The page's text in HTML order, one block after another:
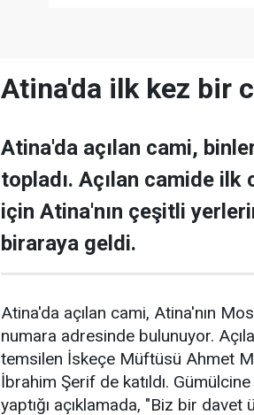
Atina'da ilk kez bir
Atina'da açılan cami,
topladı. Açılan camide ilk
için Atina'nın çeşitli
biraraya geldi.
Atina'da açılan cami, Atina'nın
numara adresinde bulunuyor.
temsilen İskeçe Müftüsü Ahmet
İbrahim Şerif de katıldı.
yaptığı açıklamada, "Biz bir